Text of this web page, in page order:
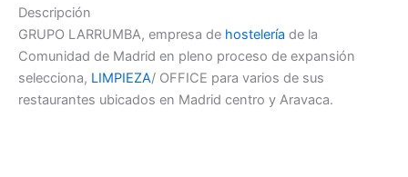
Descripción
GRUPO LARRUMBA, empresa de hostelería de la
Comunidad de Madrid en pleno proceso de expansión
selecciona, LIMPIEZA/ OFFICE para varios de sus
restaurantes ubicados en Madrid centro y Aravaca.